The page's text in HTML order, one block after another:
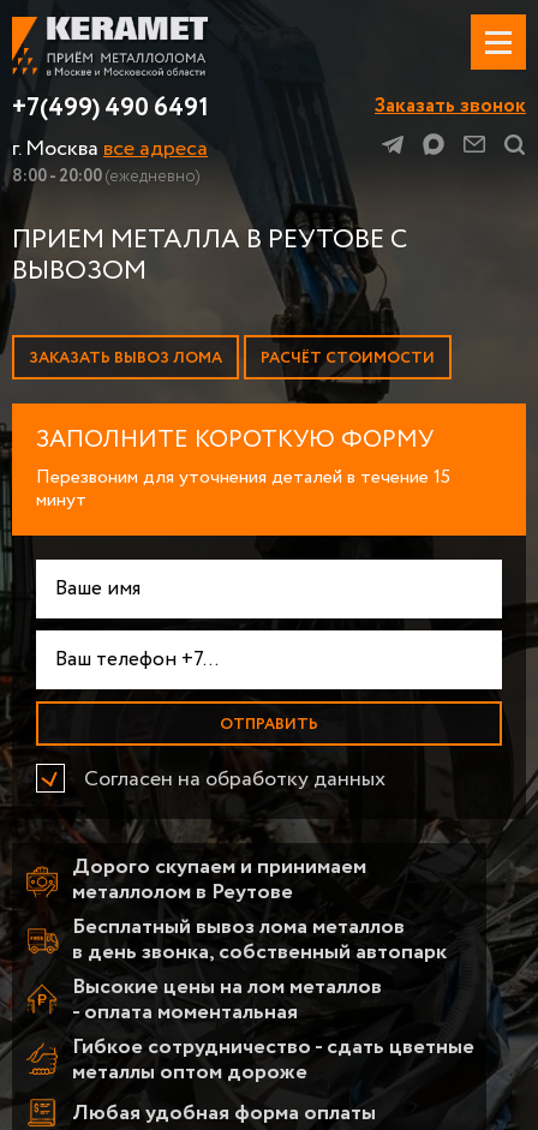
+7(499) 490 6491
г. Москвавсе адреса
8:00 - 20:00(ежедневно)
Заказать звонок
ПРИЕМ МЕТАЛЛА В РЕУТОВЕ С
ВЫВОЗОМ
ЗАКАЗАТЬ ВЫВОЗ ЛОМА РАСЧЁТ СТОИМОСТИ
Дорого скупаем и принимаем
металлолом в Реутове
Бесплатный вывоз лома металлов
в день звонка, собственный автопарк
Высокие цены на лом металлов
- оплата моментальная
Гибкое сотрудничество - сдать цветные
металлы оптом дороже
Любая удобная форма оплаты
ЗАПОЛНИТЕ КОРОТКУЮ ФОРМУ
Перезвоним для уточнения деталей в течение 15
минут
Согласен на обработку данных